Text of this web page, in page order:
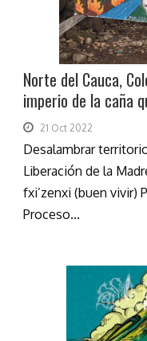
Norte del Cauca,
imperio de la caña
21 Oct 2022
Desalambrar
Liberación de la
fxi’zenxi (buen vivir)
Proceso...